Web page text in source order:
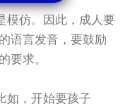
仿。因此，成人要
语言发音，要鼓励
要求。
如，开始要孩子